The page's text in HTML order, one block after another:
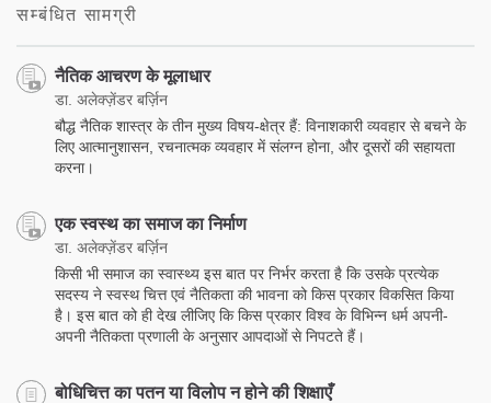
सम्बंधित सामग्री
नैतिक आचरण के मूलाधार
डा. अलेक्ज़ेंडर बर्ज़िन
बौद्ध नैतिक शास्त्र के तीन मुख्य विषय-क्षेत्र हैं: विनाशकारी व्यवहार से बचने के
लिए आत्मानुशासन, रचनात्मक व्यवहार में संलग्न होना, और दूसरों की सहायता
करना।
एक स्वस्थ का समाज का निर्माण
डा. अलेक्ज़ेंडर बर्ज़िन
किसी भी समाज का स्वास्थ्य इस बात पर निर्भर करता है कि उसके प्रत्येक
सदस्य ने स्वस्थ चित्त एवं नैतिकता की भावना को किस प्रकार विकसित किया
है। इस बात को ही देख लीजिए कि किस प्रकार विश्व के विभिन्न धर्म अपनी-
अपनी नैतिकता प्रणाली के अनुसार आपदाओं से निपटते हैं।
बोधिचित्त का पतन या विलोप न होने की शिक्षाएँ